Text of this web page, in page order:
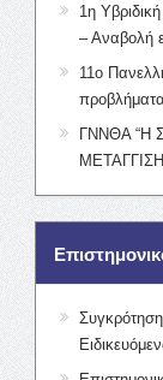
1η
– Αναβολή
11ο
ΓΝΝΘΑ “Η